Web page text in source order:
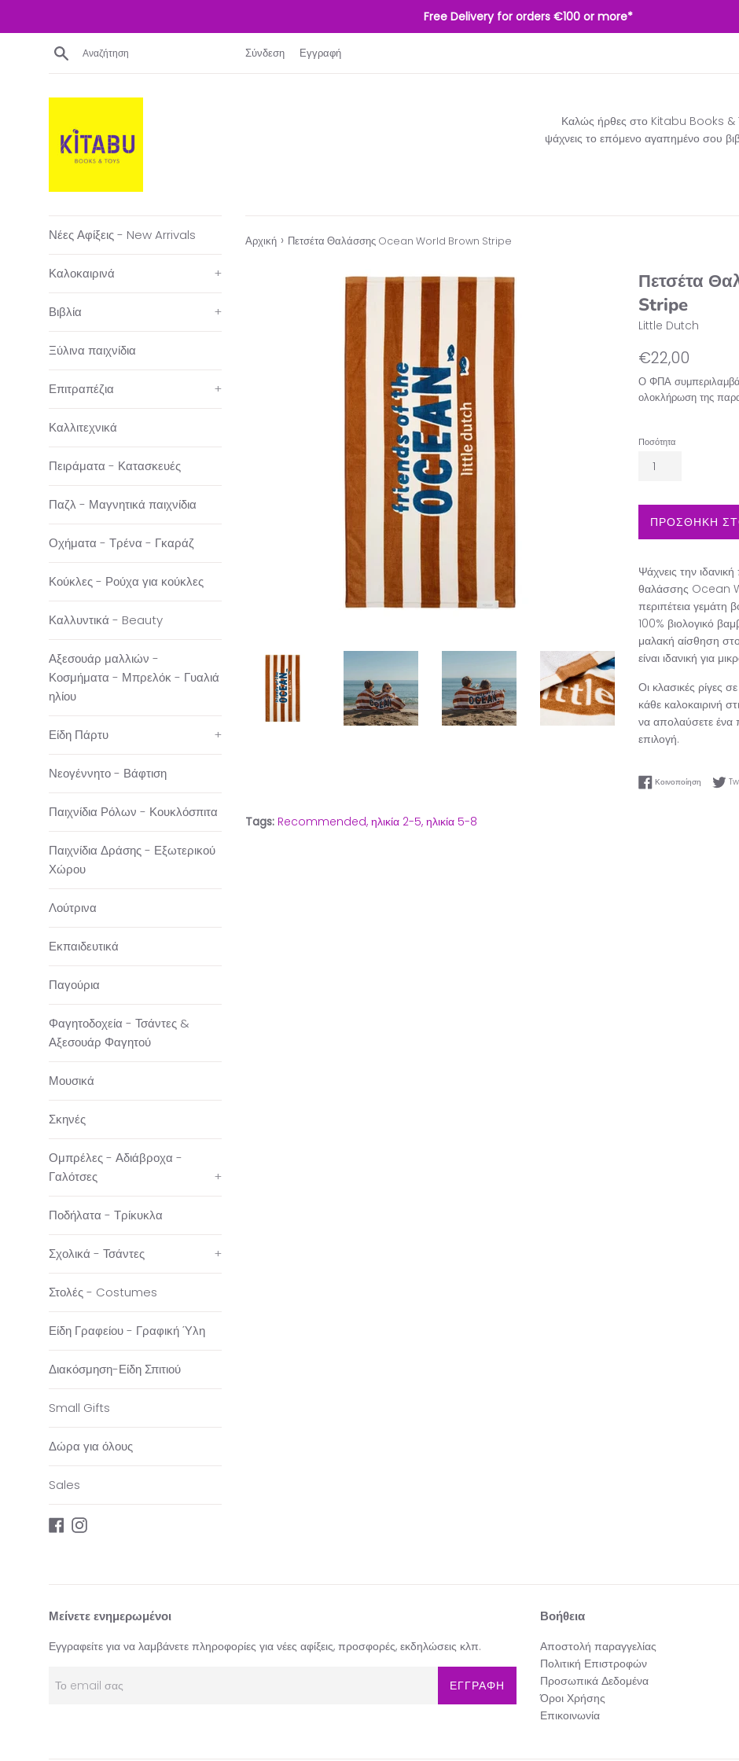
περιεχόμενο
Free Delivery for orders €100 or more*
Αναζήτηση Σύνδεση Εγγραφή
Καλώς ήρθες στο Kitabu Books &
ψάχνεις το επόμενο αγαπημένο σου
Νέες Αφίξεις - New Arrivals
Καλοκαιρινά +
Βιβλία +
Ξύλινα παιχνίδια
Επιτραπέζια +
Καλλιτεχνικά
Πειράματα - Κατασκευές
Παζλ - Μαγνητικά παιχνίδια
Οχήματα - Τρένα - Γκαράζ
Κούκλες - Ρούχα για κούκλες
Καλλυντικά - Beauty
Αξεσουάρ μαλλιών -
Κοσμήματα - Μπρελόκ - Γυαλιά
ηλίου
Είδη Πάρτυ +
Νεογέννητο - Βάφτιση
Παιχνίδια Ρόλων - Κουκλόσπιτα
Παιχνίδια Δράσης - Εξωτερικού
Χώρου
Λούτρινα
Εκπαιδευτικά
Παγούρια
Φαγητοδοχεία - Τσάντες &
Αξεσουάρ Φαγητού
Μουσικά
Σκηνές
Ομπρέλες - Αδιάβροχα -
Γαλότσες
+
Ποδήλατα - Τρίκυκλα
Σχολικά - Τσάντες +
Στολές - Costumes
Είδη Γραφείου - Γραφική Ύλη
Διακόσμηση-Είδη Σπιτιού
Small Gifts
Δώρα για όλους
Sales
Facebook
Instagram
Αρχική › Πετσέτα Θαλάσσης Ocean World Brown Stripe
Πετσέτα
Stripe
Little Dutch
Κανονική
€22,00
Ο ΦΠΑ
ολοκλήρωση της
Ποσότητα
ΠΡΟΣΘΗΚΗ
Ψάχνεις την
θαλάσσης Ocean
περιπέτεια γεμάτη
100% βιολογικό
μαλακή αίσθηση
είναι ιδανική για
Οι κλασικές ρίγες
κάθε καλοκαιρινή
να απολαύσετε ένα
επιλογή.
Κοινοποίηση
Tags: Recommended, ηλικία 2-5, ηλικία 5-8
Μείνετε ενημερωμένοι
Εγγραφείτε για να λαμβάνετε πληροφορίες για νέες αφίξεις, προσφορές, εκδηλώσεις κλπ.
ΕΓΓΡΑΦΗ
Βοήθεια
Αποστολή παραγγελίας
Πολιτική Επιστροφών
Προσωπικά Δεδομένα
Όροι Χρήσης
Επικοινωνία